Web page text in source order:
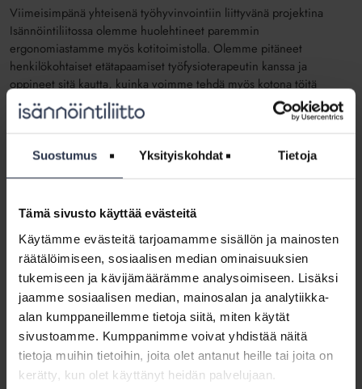
Suostumus Yksityiskohdat Tietoja
Tämä sivusto käyttää evästeitä
Käytämme evästeitä tarjoamamme sisällön ja mainosten
räätälöimiseen, sosiaalisen median ominaisuuksien
tukemiseen ja kävijämäärämme analysoimiseen. Lisäksi
jaamme sosiaalisen median, mainosalan ja analytiikka-
alan kumppaneillemme tietoja siitä, miten käytät
sivustoamme. Kumppanimme voivat yhdistää näitä
tietoja muihin tietoihin, joita olet antanut heille tai joita on
kerätty, kun olet käyttänyt heidän palvelujaan.
Viimeisimpänä yhteisenä työhyvinvointiin liittyvänä projektina
Isännöintiliitossa olemme huolehtineet paremmin
ergonomiastamme myös kotitoimistolla. Olemme pitäneet
henkilökohtaiset etätapaamiset työfysioterapeutin kanssa ja
oppineet sitä kautta, kuinka voimme tehdä myös kotona töitä
entistä ergonomisemmin. Lisäksi pääsemme nykyään liikuttamaan
itseämme myös taukoliikuntasovelluksen avulla.
Helteiden keskellä meitä kaikkia odottaa myös kesäloma.
Kesälomalle kannattaa kaikkien suunnata rakkaan kollegani viisaat
sanat mielessään: “Vapaapäiviä ei tänäkään vuonna tarvitse ansaita
Kirjoittaja on työsuojeluvaravaltuutettu, joka kuuluu Isännöintiliiton
työhyvinvointia ylläpitävään Flow-ryhmään.
Työhyvinvointi
Jaa somessa